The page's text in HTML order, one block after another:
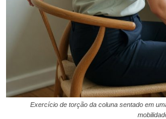
Exercício de torção da coluna sentado em